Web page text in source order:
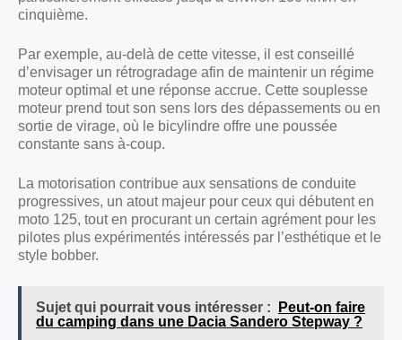
cinquième.
Par exemple, au-delà de cette vitesse, il est conseillé
d’envisager un rétrogradage afin de maintenir un régime
moteur optimal et une réponse accrue. Cette souplesse
moteur prend tout son sens lors des dépassements ou en
sortie de virage, où le bicylindre offre une poussée
constante sans à-coup.
La motorisation contribue aux sensations de conduite
progressives, un atout majeur pour ceux qui débutent en
moto 125, tout en procurant un certain agrément pour les
pilotes plus expérimentés intéressés par l’esthétique et le
style bobber.
Sujet qui pourrait vous intéresser :
Peut-on faire
du camping dans une Dacia Sandero Stepway ?